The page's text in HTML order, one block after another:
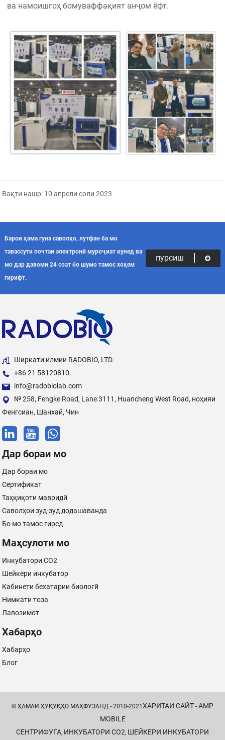
ва намоишгоҳ бомуваффақият анҷом ёфт.
Вақти нашр: 10 апрели соли 2023
Барои ҳама гуна саволҳо, лутфан ба мо
тавассути почтаи электронӣ муроҷиат кунед ва
мо дар давоми 24 соат бо шумо тамос хоҳем
гирифт.
пурсиш
Ширкати илмии RADOBIO, LTD.
+86 21 58120810
info@radobiolab.com
№ 258, Fengke Road, Lane 3111, Huancheng West Road, ноҳияи
Фенгсиан, Шанхай, Чин
Дар бораи мо
Дар бораи мо
Сертификат
Таҳқиқоти мавридӣ
Саволҳои зуд-зуд додашаванда
Бо мо тамос гиред
Маҳсулоти мо
Инкубатори CO2
Шейкери инкубатор
Кабинети бехатарии биологӣ
Нимкати тоза
Лавозимот
Хабарҳо
Хабарҳо
Блог
© ҲАМАИ ҲУҚУҚҲО МАҲФУЗАНД - 2010-2021 ХАРИТАИ САЙТ - AMP
MOBILE
СЕНТРИФУГА, ИНКУБАТОРИ CO2, ШЕЙКЕРИ ИНКУБАТОРИ